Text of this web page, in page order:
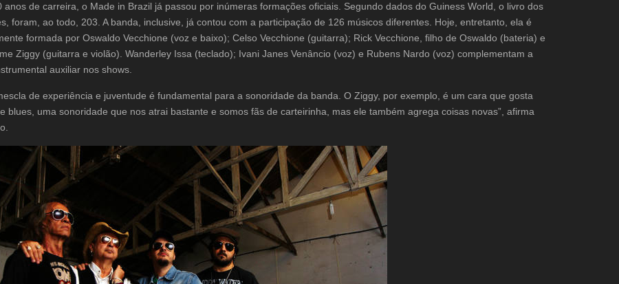
anos de carreira, o Made in Brazil já passou por inúmeras formações oficiais. Segundo dados do Guiness World, o livro dos
foram, ao todo, 203. A banda, inclusive, já contou com a participação de 126 músicos diferentes. Hoje, entretanto, ela é
formada por Oswaldo Vecchione (voz e baixo); Celso Vecchione (guitarra); Rick Vecchione, filho de Oswaldo (bateria) e
Ziggy (guitarra e violão). Wanderley Issa (teclado); Ivani Janes Venâncio (voz) e Rubens Nardo (voz) complementam a
auxiliar nos shows.
de experiência e juventude é fundamental para a sonoridade da banda. O Ziggy, por exemplo, é um cara que gosta
blues, uma sonoridade que nos atrai bastante e somos fãs de carteirinha, mas ele também agrega coisas novas”, afirma